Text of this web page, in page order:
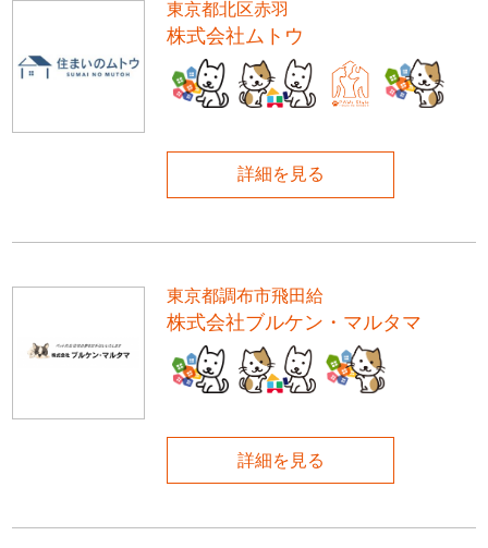
東京都北区赤羽
株式会社ムトウ
詳細を見る
東京都調布市飛田給
株式会社ブルケン・マルタマ
詳細を見る